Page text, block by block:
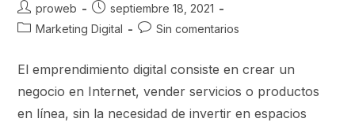
proweb
septiembre 18, 2021
Marketing Digital
Sin comentarios
El emprendimiento digital consiste en crear un
negocio en Internet, vender servicios o productos
en línea, sin la necesidad de invertir en espacios